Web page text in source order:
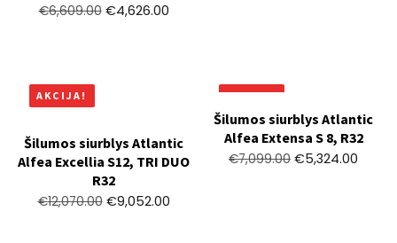
€6,609.00 €4,626.00
AKCIJA!
Šilumos siurblys Atlantic
Alfea Excellia S12, TRI DUO
R32
€12,070.00 €9,052.00
AKCIJA!
Šilumos siurblys Atlantic
Alfea Extensa S 8, R32
€7,099.00 €5,324.00